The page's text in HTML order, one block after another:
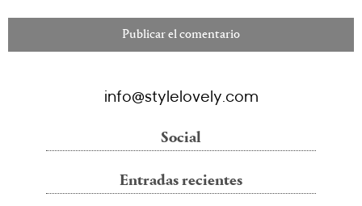
info@stylelovely.com
Social
Entradas recientes